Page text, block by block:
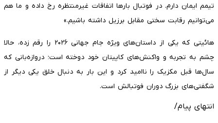
تیمم ایمان دارم. در فوتبال بارها اتفاقات غیرمنتظره رخ داده و ما هم
می‌توانیم رقابت سختی مقابل برزیل داشته باشیم.»
هائیتی که یکی از داستان‌های ویژه جام جهانی ۲۰۲۶ را رقم زده، حالا
چشم به تجربه و واکنش‌های کاپیتان خود دوخته است؛ دروازه‌بانی که
سال‌ها قبل مکزیک را ناامید کرد و این بار به دنبال خلق یکی دیگر از
شگفتی‌های بزرگ دوران فوتبالش است.
انتهای پیام/